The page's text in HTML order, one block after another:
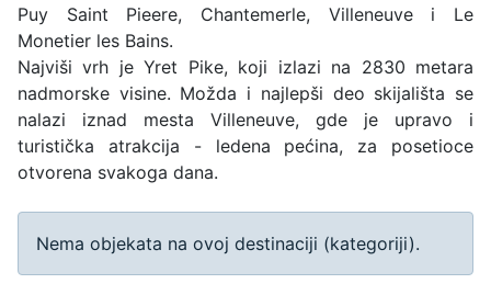
Puy Saint Pieere, Chantemerle, Villeneuve i Le
Monetier les Bains.
Najviši vrh je Yret Pike, koji izlazi na 2830 metara
nadmorske visine. Možda i najlepši deo skijališta se
nalazi iznad mesta Villeneuve, gde je upravo i
turistička atrakcija - ledena pećina, za posetioce
otvorena svakoga dana.
Info
Nema objekata na ovoj destinaciji (kategoriji).